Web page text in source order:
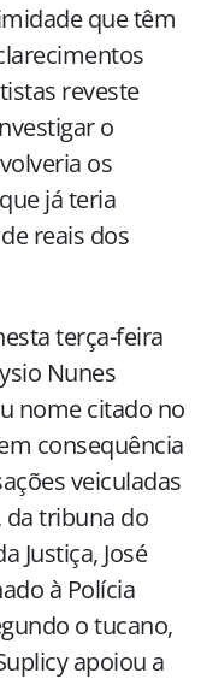
que têm
reveste
o
os
já teria
reais dos
terça-feira
Nunes
nome citado no
consequência
veiculadas
da tribuna do
Justiça, José
à Polícia
o tucano,
apoiou a